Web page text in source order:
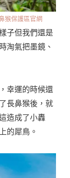
猴保護區官網
子但我們還是
淘氣把墨鏡、
幸運的時候還
長鼻猴後，就
造成了小轟
的犀鳥。